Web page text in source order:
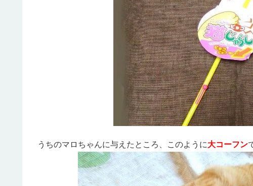
うちのマロちゃんに与えたところ、このように大コーフン